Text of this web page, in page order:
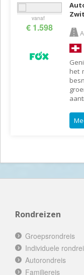
vanaf
€ 1.598
het
Rondreizen
Groepsrondreis
Individuele
Autorondreis
Familiereis